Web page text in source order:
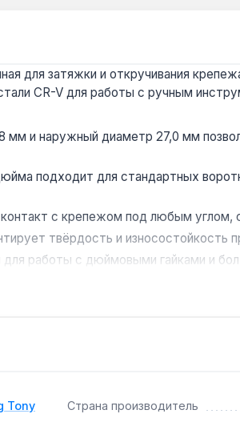
для затяжки и откручивания
CR-V для работы с ручным
мм и наружный диаметр 27,0 мм
подходит для стандартных
с крепежом под любым углом,
твёрдость и износостойкость
работы с дюймовыми гайками и
так как не рассчитана на
Tony Страна производитель